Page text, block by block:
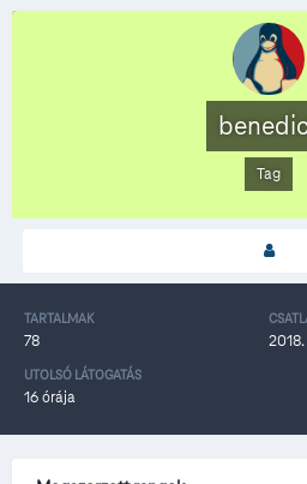
Tag
TARTALMAK
78
UTOLSÓ LÁTOGATÁS
16 órája